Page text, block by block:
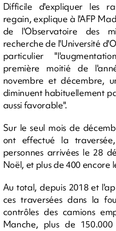
Difficile d'expliquer les
regain, explique à l'AFP
de l'Observatoire des
recherche de l'Université
particulier
première moitié de
novembre et décembre,
diminuent habituellement
aussi favorable".
Sur le seul mois de
ont effectué la
personnes arrivées le 28
Noël, et plus de 400 encore
Au total, depuis 2018 et
ces traversées dans la
contrôles des camions
Manche, plus de